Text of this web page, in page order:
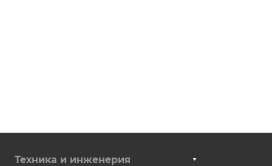
Техника и инженерия